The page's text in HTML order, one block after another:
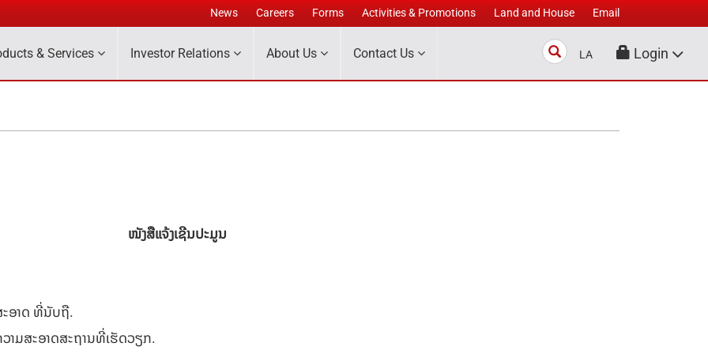
News Careers Forms Activities & Promotions Land and House Email
& Services Investor Relations About Us Contact Us Search
LA Login
ໜັງສືແຈ້ງເຊີນປະມູນ
ອາດ ທີ່ນັບຖື.
າມສະອາດສະຖານທີ່ເຮັດວຽກ.